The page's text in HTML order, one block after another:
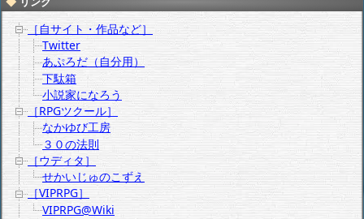
［自サイト・作品など］
Twitter
あぷろだ（自分用）
下駄箱
小説家になろう
［RPGツクール］
なかゆび工房
３０の法則
［ウディタ］
せかいじゅのこずえ
［VIPRPG］
VIPRPG@Wiki